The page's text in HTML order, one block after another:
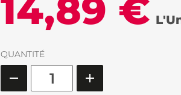
14,89 €
QUANTITÉ